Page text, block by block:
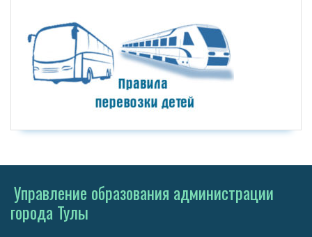
Управление образования администрации
города Тулы